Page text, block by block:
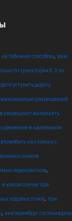
табличке способом, вам
по траектории б. 3 по
уступить дорогу
максимально разрешенной
разрешают выполнить
движение в населенном
на стоянку с
знаков
перекрестков,
в каком случае при
ходовых огней, при
, екатеринбург гостехнадзор